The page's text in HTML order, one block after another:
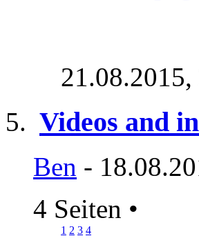
21.08.2015,
Videos and
Ben -
4 Seiten •
1 2 3 4